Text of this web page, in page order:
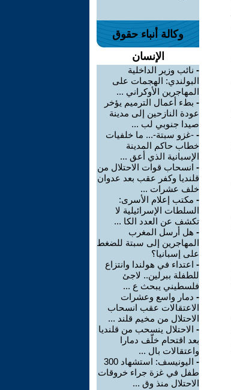
وكالة أنباء حقوق
الإنسان
- نائب وزير الداخلية
البولندي: الهجمات على
المهاجرين الأوكراني ...
- بطء أعمال الترميم يؤخر
عودة النازحين إلى مدينة
صيدا جنوبي لب ...
- -غزو سبتة-... ما خلفيات
خطاب حاكم المدينة
الإسبانية الذي أعق ...
- انسحاب قوات الاحتلال من
قلنديا وكفر عقب بعد عدوان
خلف عشرات ...
- مكتب إعلام الأسرى:
السلطات الإسرائيلية لا
تكشف عن العدد الكا ...
- هل أرسل المغرب
المهاجرين إلى سبتة للضغط
على إسبانيا؟
- اعتداء في هولندا وانتزاع
للطفلة ببرلين.. لاجئ
فلسطيني يبحث ع ...
- دمار واسع وعشرات
الاعتقالات عقب انسحاب
الاحتلال من مخيم قلند ...
- الاحتلال ينسحب من قلنديا
بعد اقتحام خلّف دمارا
واعتقالات بال ...
-
اليونيسف: استشهاد 300
طفل في غزة جراء خروقات
الاحتلال منذ وق ...